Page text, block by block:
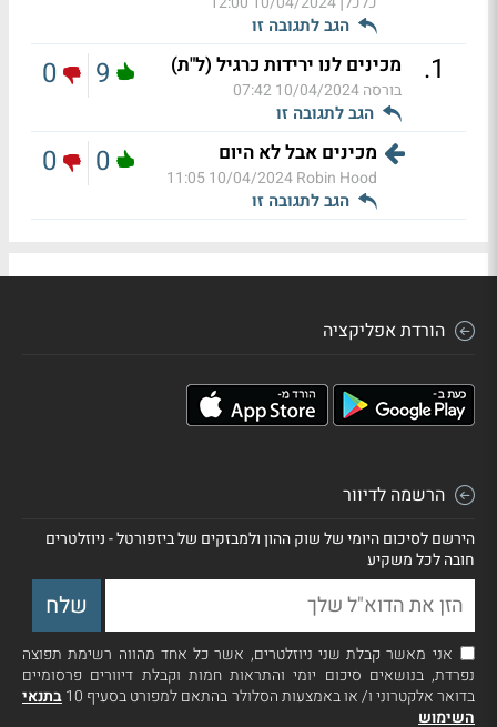
הגב לתגובה זו
1
. מכינים לנו ירידות כרגיל (ל"ת)
בורסה10/04/2024 07:42
הגב לתגובה זו
9
0
מכינים אבל לא היום
Robin Hood
10/04/2024 11:05
הגב לתגובה זו
0
0
הורדת אפליקציה
הרשמה לדיוור
הירשם לסיכום היומי של שוק ההון ולמבזקים של ביזפורטל - ניוזלטרים
חובה לכל משקיע
אני מאשר קבלת שני ניוזלטרים, אשר כל אחד מהווה רשימת תפוצה
נפרדת, בנושאים סיכום יומי והתראות חמות וקבלת דיוורים פרסומיים
בדואר אלקטרוני ו/ או באמצעות הסלולר בהתאם למפורט בסעיף 10
בתנאי
השימוש